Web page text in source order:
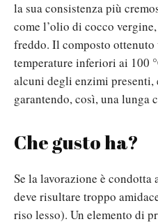
la sua consistenza più
come l’olio di cocco
freddo. Il composto
temperature inferiori ai 100
alcuni degli enzimi presenti,
garantendo, così, una lunga
Che gusto ha?
Se la lavorazione è condotta
deve risultare troppo
riso lesso). Un elemento di